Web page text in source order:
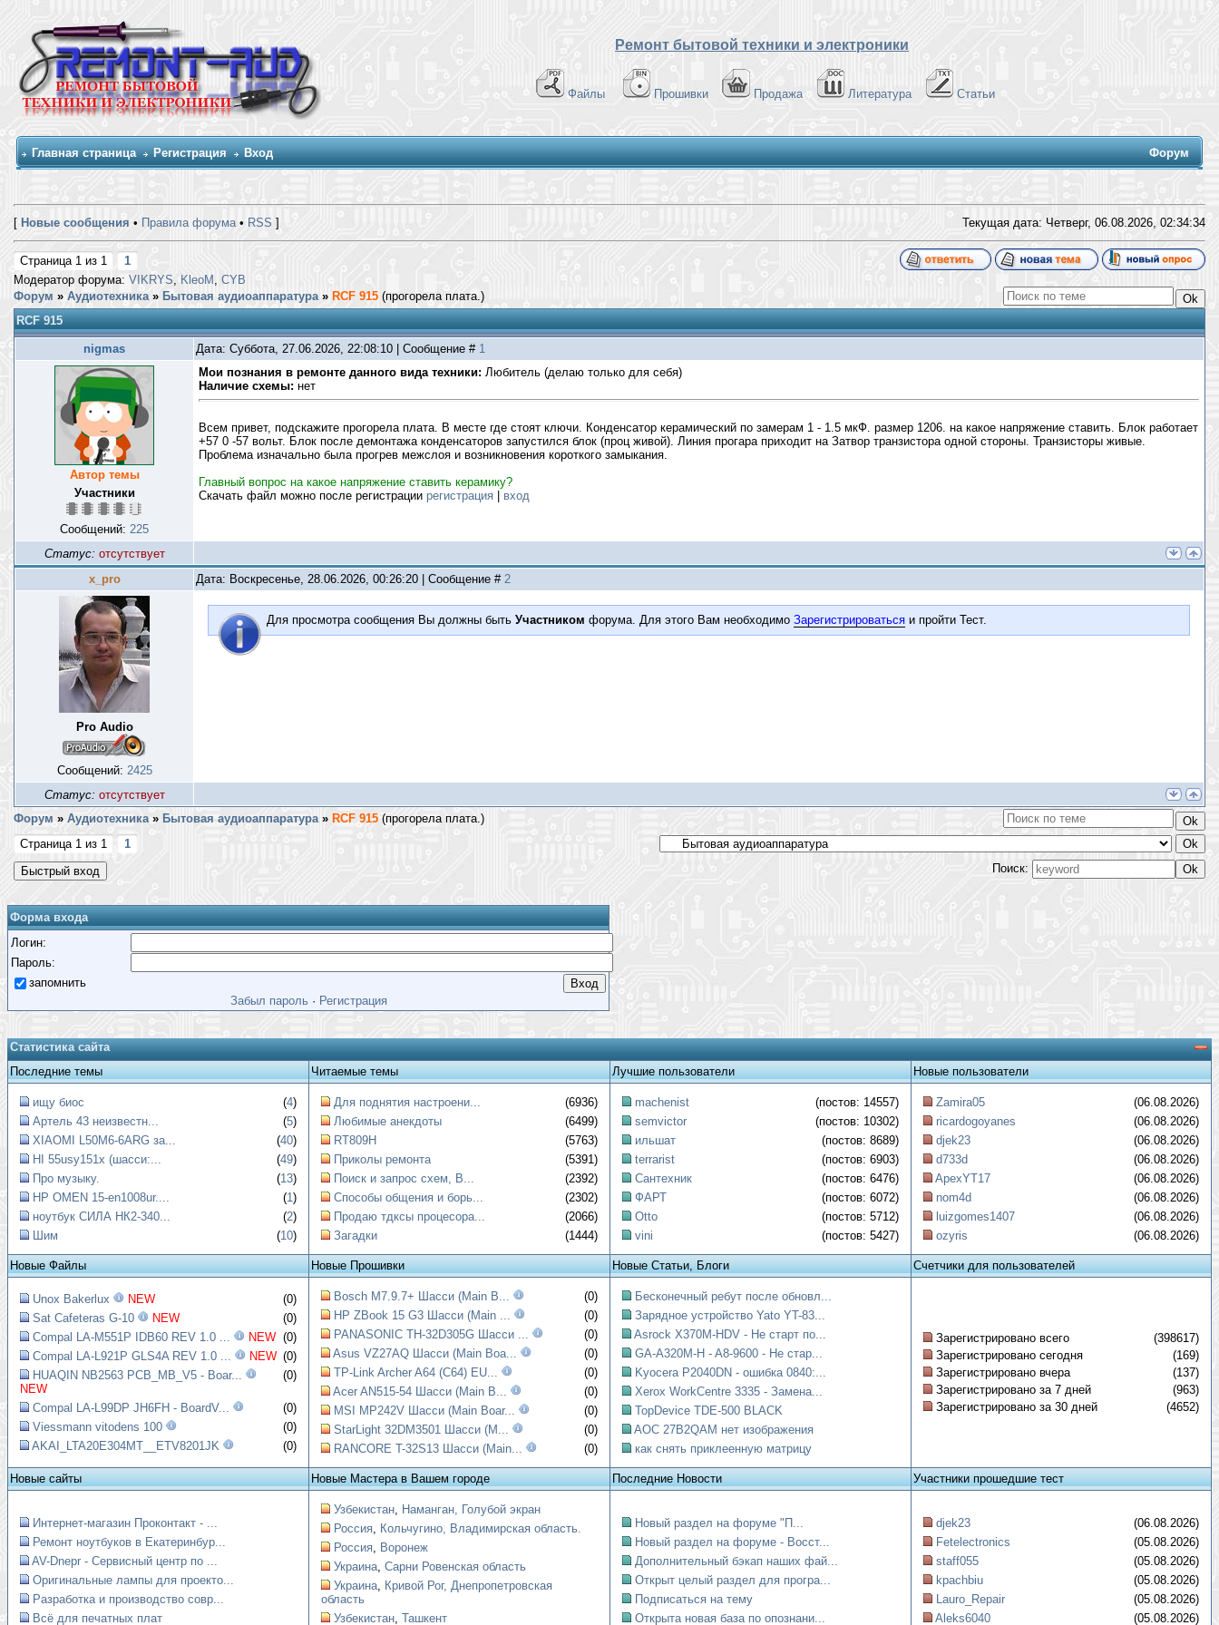
Ремонт бытовой техники и электроники
Файлы Прошивки Продажа Литература Статьи
Главная страница Регистрация Вход Форум
[ Новые сообщения • Правила форума• RSS ] Текущая дата: Четверг, 06.08.2026, 02:34:35
Страница 1 из 1
1
Модератор форума: VIKRYS, KleoM , CYB
Форум » Аудиотехника » Бытовая аудиоаппаратура » RCF 915 (прогорела плата.)
RCF 915
nigmas Дата: Суббота, 27.06.2026, 22:08:10 | Сообщение # 1
Автор темы
Участники
Сообщений: 225
Мои познания в ремонте данного вида техники: Любитель (делаю только для себя)
Наличие схемы: нет
Всем привет, подскажите прогорела плата. В месте где стоят ключи. Конденсатор керамический по замерам 1 - 1.5 мкФ. размер 1206. на какое напряжение ставить. Блок работает
+57 0 -57 вольт. Блок после демонтажа конденсаторов запустился блок (проц живой). Линия прогара приходит на Затвор транзистора одной стороны. Транзисторы живые.
Проблема изначально была прогрев межслоя и возникновения короткого замыкания.
Главный вопрос на какое напряжение ставить керамику?
Скачать файл можно после регистрации регистрация вход
Статус: отсутствует
x_pro
Дата: Воскресенье, 28.06.2026, 00:26:20 | Сообщение # 2
Pro Audio
Сообщений: 2425
Для просмотра сообщения Вы должны быть Участником форума. Для этого Вам необходимо Зарегистрироваться и пройти Тест.
Статус: отсутствует
Форум » Аудиотехника » Бытовая аудиоаппаратура » RCF 915 (прогорела плата.)
Страница 1 из 1
1
Поиск:
Форма входа
Логин:
Пароль:
запомнить
Забыл пароль · Регистрация
Статистика сайта
Последние темы
Читаемые темы Лучшие пользователи Новые пользователи
ищу биос (4)
Артель 43 неизвестн...
(5)
XIAOMI L50M6-6ARG за...
(40)
HI 55usy151x (шасси:...
(49)
Про музыку.
(13)
HP OMEN 15-en1008ur....
(1)
ноутбук СИЛА НК2-340...
(2)
Шим
(10)
Для поднятия настроени...
(6936)
Любимые анекдоты
(6499)
RT809H
(5763)
Приколы ремонта
(5391)
Поиск и запрос схем, B...
(2392)
Способы общения и борь...
(2302)
Продаю тдксы процесора...
(2066)
Загадки
(1444)
machenist
(постов: 14557)
semvictor
(постов: 10302)
ильшат
(постов: 8689)
terrarist
(постов: 6903)
Сантехник
(постов: 6476)
ФАРТ
(постов: 6072)
Otto
(постов: 5712)
vini
(постов: 5427)
Zamira05
(06.08.2026)
ricardogoyanes
(06.08.2026)
djek23
(06.08.2026)
d733d
(06.08.2026)
ApexYT17
(06.08.2026)
nom4d
(06.08.2026)
luizgomes1407
(06.08.2026)
ozyris
(06.08.2026)
Новые Файлы Новые Прошивки Новые Статьи, Блоги Счетчики для пользователей
Unox Bakerlux NEW
(0)
Sat Cafeteras G-10
NEW
(0)
Compal LA-M551P IDB60 REV 1.0 ...
NEW (0)
Compal LA-L921P GLS4A REV 1.0 ...
NEW (0)
HUAQIN NB2563 PCB_MB_V5 - Boar...
NEW
(0)
Compal LA-L99DP JH6FH - BoardV...
(0)
Viessmann vitodens 100
(0)
AKAI_LTA20E304MT__ETV8201JK
(0)
Bosch M7.9.7+ Шасси (Main B...
(0)
HP ZBook 15 G3 Шасси (Main ...
(0)
PANASONIC TH-32D305G Шасси ...
(0)
Asus VZ27AQ Шасси (Main Boa...
(0)
TP-Link Archer A64 (C64) EU...
(0)
Acer AN515-54 Шасси (Main B...
(0)
MSI MP242V Шасси (Main Boar...
(0)
StarLight 32DM3501 Шасси (M...
(0)
RANCORE T-32S13 Шасси (Main...
(0)
Бесконечный ребут после обновл...
Зарядное устройство Yato YT-83...
Asrock X370M-HDV - Не старт по...
GA-A320M-H - A8-9600 - Не стар...
Kyocera P2040DN - ошибка 0840:...
Xerox WorkCentre 3335 - Замена...
TopDevice TDE-500 BLACK
AOC 27B2QAM нет изображения
как снять приклеенную матрицу
Зарегистрировано всего
(398617)
Зарегистрировано сегодня
(169)
Зарегистрировано вчера
(137)
Зарегистрировано за 7 дней
(963)
Зарегистрировано за 30 дней
(4652)
Новые сайты Новые Мастера в Вашем городе Последние Новости Участники прошедшие тест
Интернет-магазин Проконтакт - ...
Ремонт ноутбуков в Екатеринбур...
AV-Dnepr - Сервисный центр по ...
Оригинальные лампы для проекто...
Разработка и производство совр...
Всё для печатных плат
Узбекистан, Наманган, Голубой экран
Россия, Кольчугино, Владимирская область.
Россия, Воронеж
Украина, Сарни Ровенская область
Украина, Кривой Рог, Днепропетровская
область
Узбекистан, Ташкент
Новый раздел на форуме "П...
Новый раздел на форуме - Восст...
Дополнительный бэкап наших фай...
Открыт целый раздел для програ...
Подписаться на тему
Открыта новая база по опознани...
djek23
(06.08.2026)
Fetelectronics
(05.08.2026)
staff055
(05.08.2026)
kpachbiu
(05.08.2026)
Lauro_Repair
(05.08.2026)
Aleks6040
(05.08.2026)